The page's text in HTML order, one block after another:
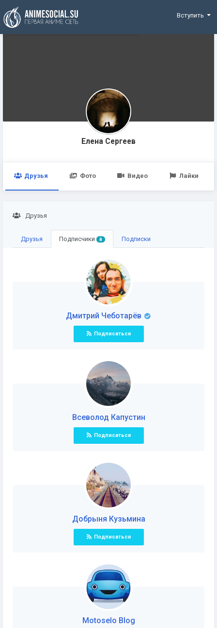
Funding
Вступить
Елена Сергеев
Друзья Фото Видео Лайки
Друзья
Друзья Подписчики 8 Подписки
Дмитрий Чеботарёв
Подписаться
Всеволод Капустин
Подписаться
Добрыня Кузьминa
Подписаться
Motoselo Blog